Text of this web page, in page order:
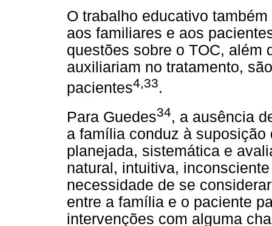
O trabalho educativo
aos familiares e aos
questões sobre o TOC, além
auxiliariam no tratamento,
pacientes4,33.
Para Guedes34, a ausência
a família conduz à
planejada, sistemática e
natural, intuitiva,
necessidade de se
entre a família e o paciente
intervenções com alguma